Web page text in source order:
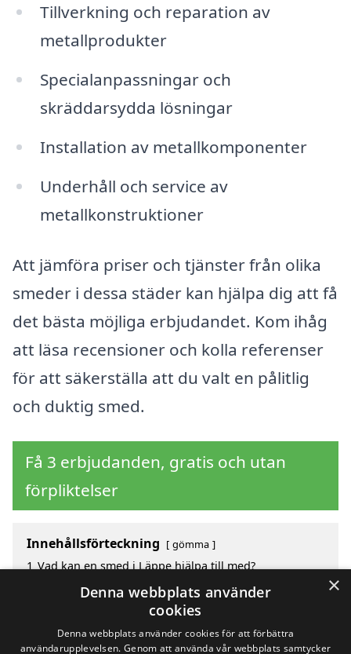
Tillverkning och reparation av
metallprodukter
Specialanpassningar och
skräddarsydda lösningar
Installation av metallkomponenter
Underhåll och service av
metallkonstruktioner
Att jämföra priser och tjänster från olika
smeder i dessa städer kan hjälpa dig att få
det bästa möjliga erbjudandet. Kom ihåg
att läsa recensioner och kolla referenser
för att säkerställa att du valt en pålitlig
och duktig smed.
Få 3 erbjudanden, gratis och utan
förpliktelser
Innehållsförteckning gömma
1 Vad kan en smed i Läppe hjälpa till med?
Hur mycket kostar en smed i Läppe?
Fördelar med att välja smed i Läppe
Sök efter en smed i de omgivande städerna till Läppe
×
Denna webbplats använder
cookies
Denna webbplats använder cookies för att förbättra
användarupplevelsen. Genom att använda vår webbplats samtycker